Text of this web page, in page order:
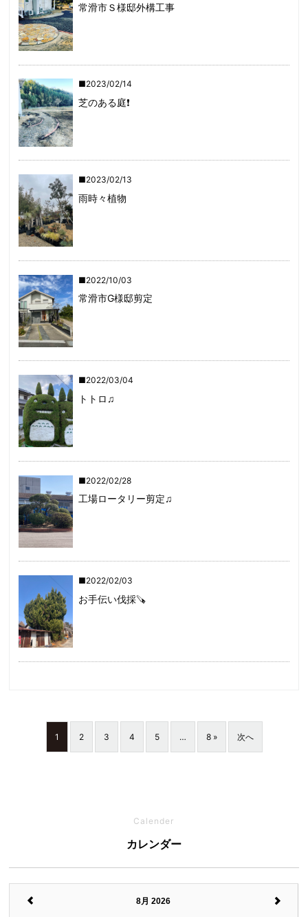
常滑市Ｓ様邸外構工事
2023/02/14
芝のある庭❗️
2023/02/13
雨時々植物
2022/10/03
常滑市G様邸剪定
2022/03/04
トトロ♫
2022/02/28
工場ロータリー剪定♫
2022/02/03
お手伝い伐採🪚
1 2 3 4 5 … 8 » 次へ
Calender
カレンダー
8月 2026